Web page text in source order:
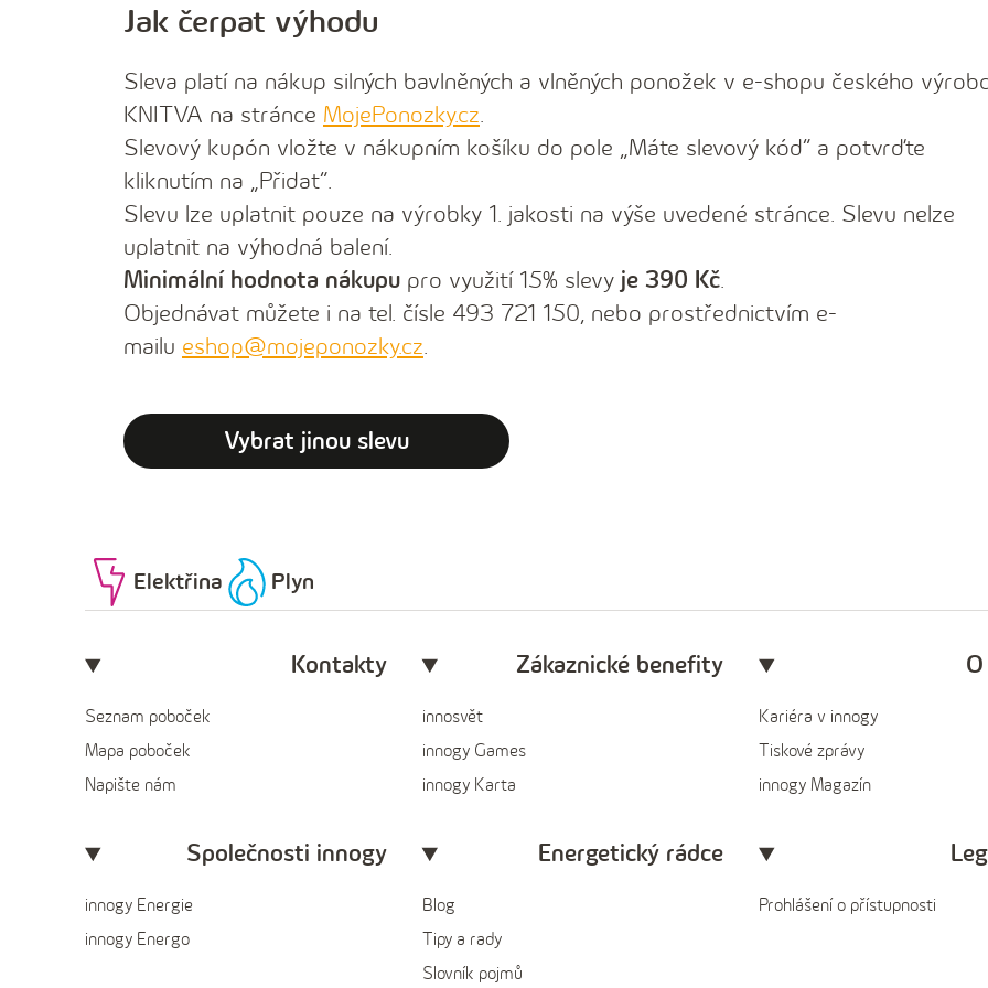
Jak čerpat výhodu
Sleva platí na nákup silných bavlněných a vlněných ponožek v e-shopu českého
KNITVA na stránce MojePonozky.cz.
Slevový kupón vložte v nákupním košíku do pole „Máte slevový kód“ a potvrďte
kliknutím na „Přidat“.
Slevu lze uplatnit pouze na výrobky 1. jakosti na výše uvedené stránce. Slevu nelze
uplatnit na výhodná balení.
Minimální hodnota nákupu pro využití 15% slevy je 390 Kč.
Objednávat můžete i na tel. čísle 493 721 150, nebo prostřednictvím e-
mailu eshop@mojeponozky.cz.
Vybrat jinou slevu
Elektřina Plyn
Kontakty
Seznam poboček
Mapa poboček
Napište nám
Zákaznické benefity
innosvět
innogy Games
innogy Karta
Kariéra v innogy
Tiskové zprávy
innogy Magazín
Společnosti innogy
innogy Energie
innogy Energo
Energetický rádce
Blog
Tipy a rady
Slovník pojmů
Prohlášení o přístupnosti